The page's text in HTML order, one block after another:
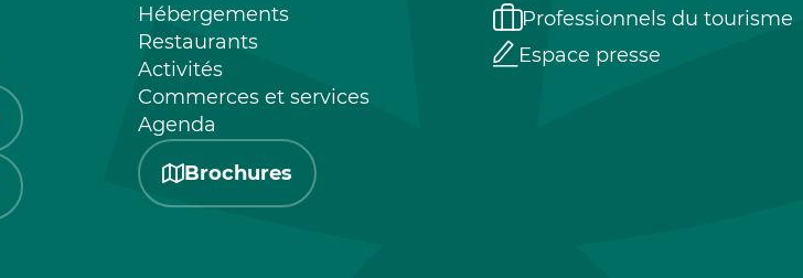
Hébergements
Restaurants
Activités
Commerces et services
Agenda
Brochures
Professionnels du tourisme
Espace presse